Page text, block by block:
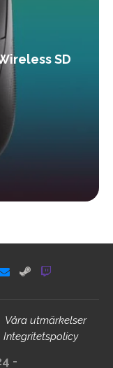
SD
Våra utmärkelser
Integritetspolicy
-